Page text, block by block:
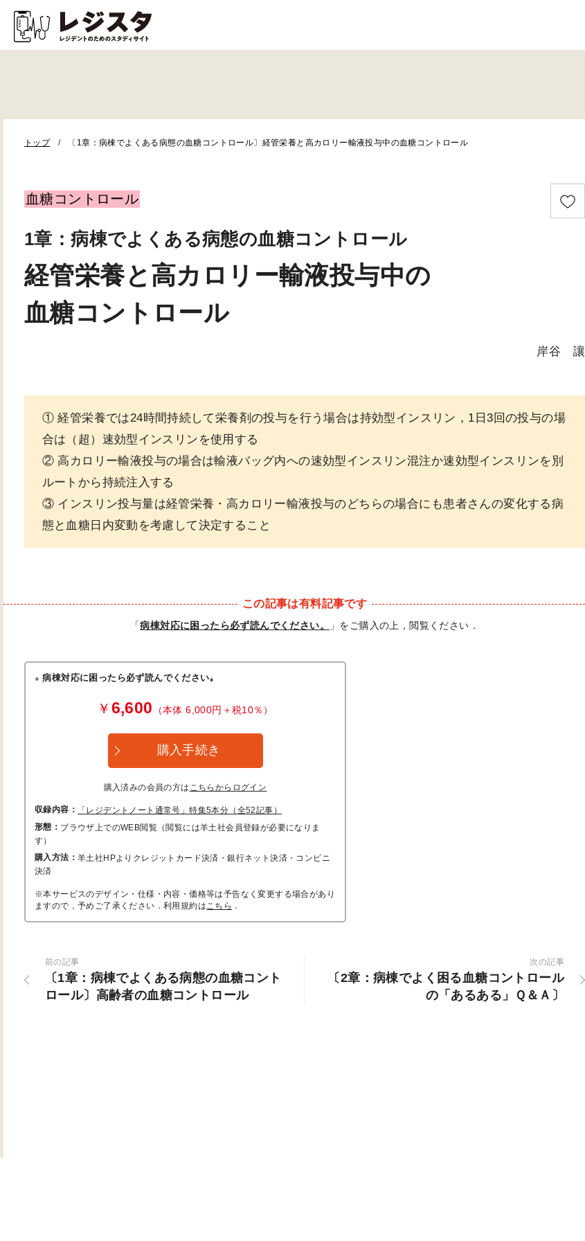
トップ 〔1章：病棟でよくある病態の血糖コントロール〕経管栄養と高カロリー輸液投与中の血糖コントロール
血糖コントロール
1章：病棟でよくある病態の血糖コントロール
経管栄養と高カロリー輸液投与中の
血糖コントロール
岸谷 讓
① 経管栄養では24時間持続して栄養剤の投与を行う場合は持効型インスリン，1日3回の投与の場
合は（超）速効型インスリンを使用する
② 高カロリー輸液投与の場合は輸液バッグ内への速効型インスリン混注か速効型インスリンを別
ルートから持続注入する
③ インスリン投与量は経管栄養・高カロリー輸液投与のどちらの場合にも患者さんの変化する病
態と血糖日内変動を考慮して決定すること
この記事は有料記事です
「病棟対応に困ったら必ず読んでください。 」をご購入の上，閲覧ください．
病棟対応に困ったら必ず読んでください｡
￥ 6,600 （本体 6,000円＋税10％）
購入手続き
購入済みの会員の方は こちらからログイン
収録内容：
「レジデントノート通常号」特集5本分（全52記事）
形態： ブラウザ上でのWEB閲覧（閲覧には羊土社会員登録が必要になりま
す）
購入方法： 羊土社HPよりクレジットカード決済・銀行ネット決済・コンビニ
決済
※本サービスのデザイン・仕様・内容・価格等は予告なく変更する場合があり
ますので，予めご了承ください．利用規約は こちら ．
前の記事
〔1章：病棟でよくある病態の血糖コント
ロール〕高齢者の血糖コントロール
次の記事
〔2章：病棟でよく困る血糖コントロール
の「あるある」Ｑ＆Ａ〕